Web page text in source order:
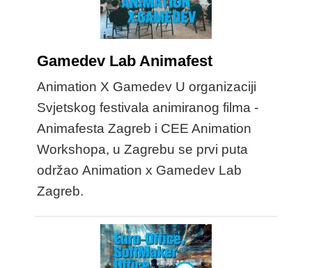
Gamedev Lab Animafest
Animation X Gamedev U organizaciji
Svjetskog festivala animiranog filma -
Animafesta Zagreb i CEE Animation
Workshopa, u Zagrebu se prvi puta
održao Animation x Gamedev Lab
Zagreb.